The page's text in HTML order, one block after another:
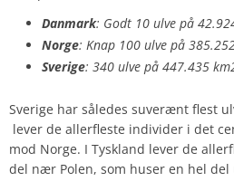
Danmark: Godt 10 ulve på
Norge: Knap 100 ulve på
Sverige: 340 ulve på 447.435
Sverige har således suverænt flest
lever de allerfleste individer i det
mod Norge. I Tyskland lever de
del nær Polen, som huser en hel del